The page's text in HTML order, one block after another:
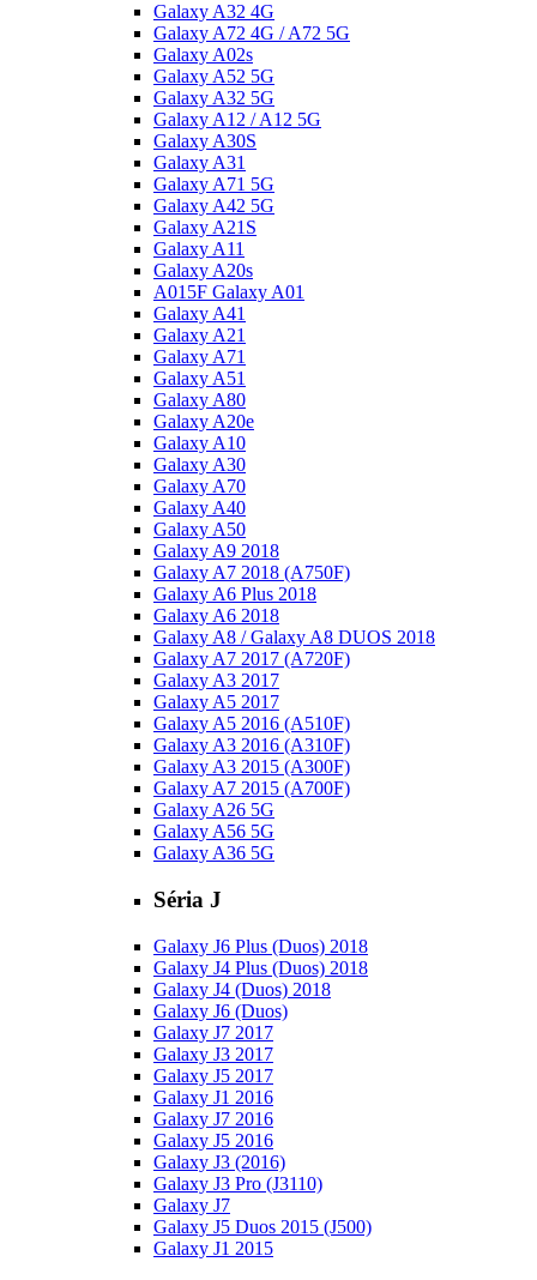
Galaxy A32 4G
Galaxy A72 4G / A72 5G
Galaxy A02s
Galaxy A52 5G
Galaxy A32 5G
Galaxy A12 / A12 5G
Galaxy A30S
Galaxy A31
Galaxy A71 5G
Galaxy A42 5G
Galaxy A21S
Galaxy A11
Galaxy A20s
A015F Galaxy A01
Galaxy A41
Galaxy A21
Galaxy A71
Galaxy A51
Galaxy A80
Galaxy A20e
Galaxy A10
Galaxy A30
Galaxy A70
Galaxy A40
Galaxy A50
Galaxy A9 2018
Galaxy A7 2018 (A750F)
Galaxy A6 Plus 2018
Galaxy A6 2018
Galaxy A8 / Galaxy A8 DUOS 2018
Galaxy A7 2017 (A720F)
Galaxy A3 2017
Galaxy A5 2017
Galaxy A5 2016 (A510F)
Galaxy A3 2016 (A310F)
Galaxy A3 2015 (A300F)
Galaxy A7 2015 (A700F)
Galaxy A26 5G
Galaxy A56 5G
Galaxy A36 5G
Séria J
Galaxy J6 Plus (Duos) 2018
Galaxy J4 Plus (Duos) 2018
Galaxy J4 (Duos) 2018
Galaxy J6 (Duos)
Galaxy J7 2017
Galaxy J3 2017
Galaxy J5 2017
Galaxy J1 2016
Galaxy J7 2016
Galaxy J5 2016
Galaxy J3 (2016)
Galaxy J3 Pro (J3110)
Galaxy J7
Galaxy J5 Duos 2015 (J500)
Galaxy J1 2015